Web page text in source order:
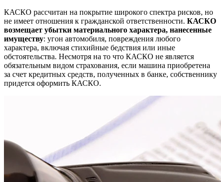
КАСКО рассчитан на покрытие широкого спектра рисков, но
не имеет отношения к гражданской ответственности. КАСКО
возмещает убытки материального характера, нанесенные
имуществу: угон автомобиля, повреждения любого
характера, включая стихийные бедствия или иные
обстоятельства. Несмотря на то что КАСКО не является
обязательным видом страхования, если машина приобретена
за счет кредитных средств, полученных в банке, собственнику
придется оформить КАСКО.